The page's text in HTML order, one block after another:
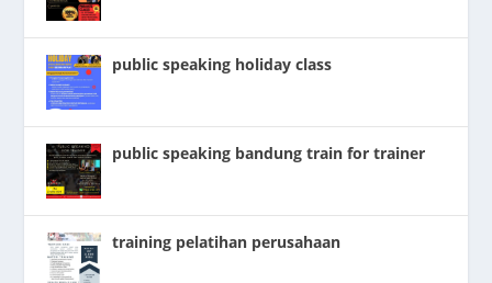
public speaking holiday class
public speaking bandung train for trainer
training pelatihan perusahaan